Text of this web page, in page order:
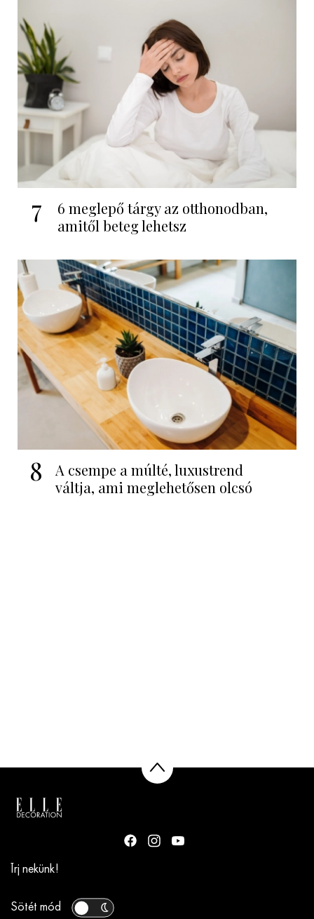
7
6 meglepő tárgy az otthonodban,
amitől beteg lehetsz
8
A csempe a múlté, luxustrend
váltja, ami meglehetősen olcsó
Írj nekünk!
Sötét mód